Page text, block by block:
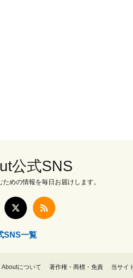
公式SNS
めの情報を毎日お届けします。
SNS一覧
Aboutについて 著作権・商標・免責 当サイ